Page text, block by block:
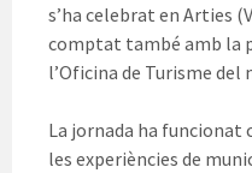
s’ha celebrat en Arties
comptat també amb la
l’Oficina de Turisme del
La jornada ha funcionat
les experiències de